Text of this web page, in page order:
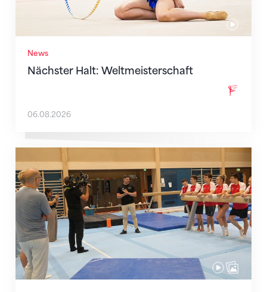
News
Nächster Halt: Weltmeisterschaft
06.08.2026
Mit klaren Zielen nach Zagreb